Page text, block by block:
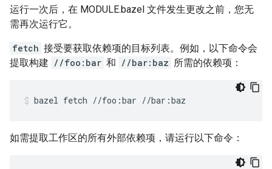
运行一次后，在 MODULE.bazel 文件发生更改之前，您无
需再次运行它。
fetch 接受要获取依赖项的目标列表。例如，以下命令会
提取构建 //foo:bar 和 //bar:baz 所需的依赖项：
bazel fetch //foo:bar //bar:baz
如需提取工作区的所有外部依赖项，请运行以下命令：